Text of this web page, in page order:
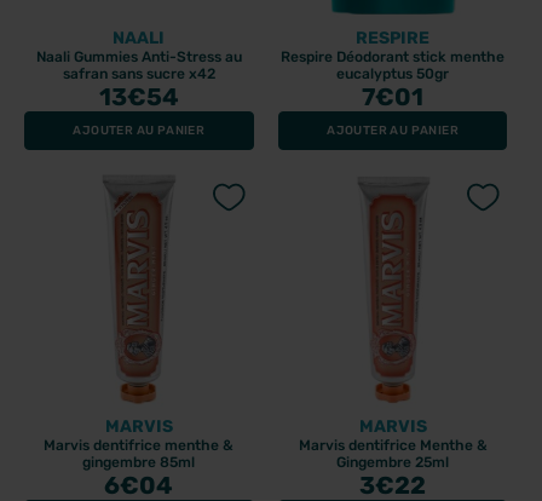
NAALI
Naali Gummies Anti-Stress au
safran sans sucre x42
13€54
AJOUTER AU PANIER
RESPIRE
Respire Déodorant stick menthe
eucalyptus 50gr
7€01
AJOUTER AU PANIER
MARVIS
Marvis dentifrice menthe &
gingembre 85ml
6€04
MARVIS
Marvis dentifrice Menthe &
Gingembre 25ml
3€22